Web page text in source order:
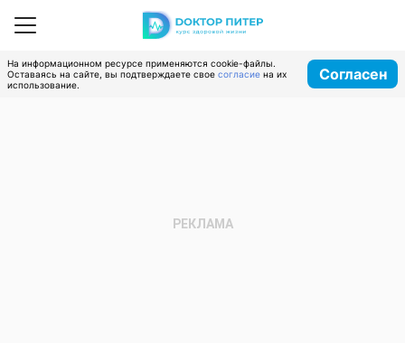
На информационном ресурсе применяются cookie-файлы.
Оставаясь на сайте, вы подтверждаете свое согласие на их
использование.
Согласен